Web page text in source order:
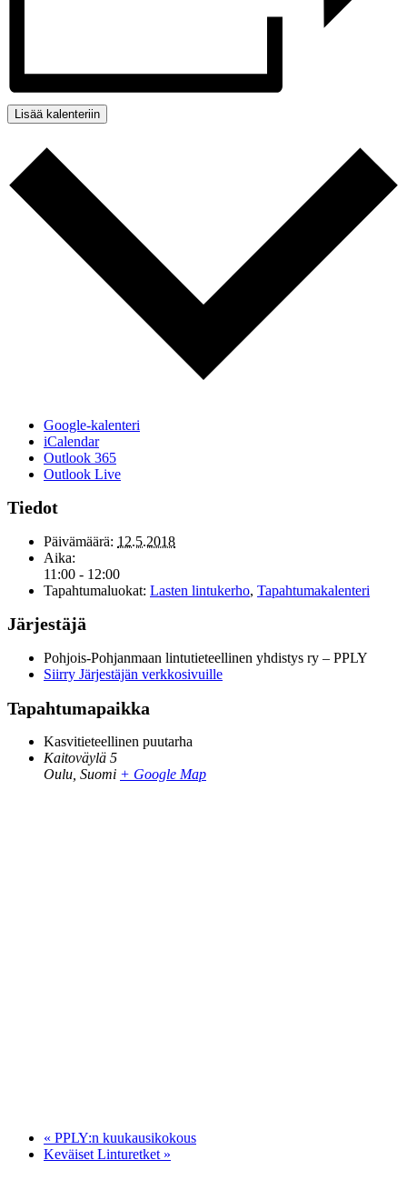
Lisää kalenteriin
Google-kalenteri
iCalendar
Outlook 365
Outlook Live
Tiedot
Päivämäärä: 12.5.2018
Aika:
11:00 - 12:00
Tapahtumaluokat: Lasten lintukerho, Tapahtumakalenteri
Järjestäjä
Pohjois-Pohjanmaan lintutieteellinen yhdistys ry – PPLY
Siirry Järjestäjän verkkosivuille
Tapahtumapaikka
Kasvitieteellinen puutarha
Kaitoväylä 5
Oulu Suomi + Google Map
« PPLY:n kuukausikokous
Keväiset Linturetket »